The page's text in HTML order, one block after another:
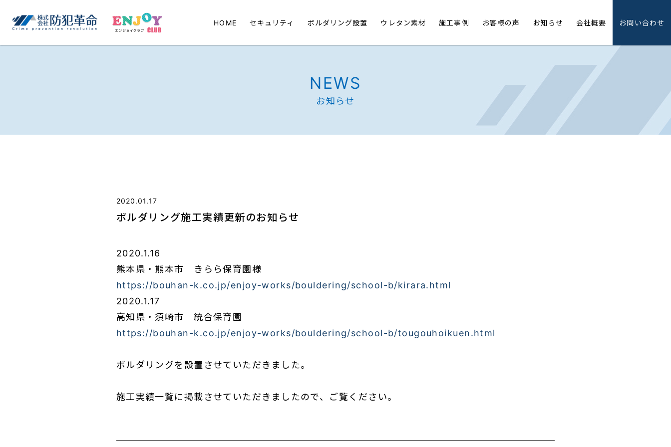
HOME セキュリティ ボルダリング設置 ウレタン素材 施工事例 お客様の声 お知らせ 会社概要 お問い合わせ
NEWS
お知らせ
2020.01.17
ボルダリング施工実績更新のお知らせ
2020.1.16
熊本県・熊本市 きらら保育園様
https://bouhan-k.co.jp/enjoy-works/bouldering/school-b/kirara.html
2020.1.17
高知県・須崎市 統合保育園
https://bouhan-k.co.jp/enjoy-works/bouldering/school-b/tougouhoikuen.html
ボルダリングを設置させていただきました。
施工実績一覧に掲載させていただきましたので、ご覧ください。